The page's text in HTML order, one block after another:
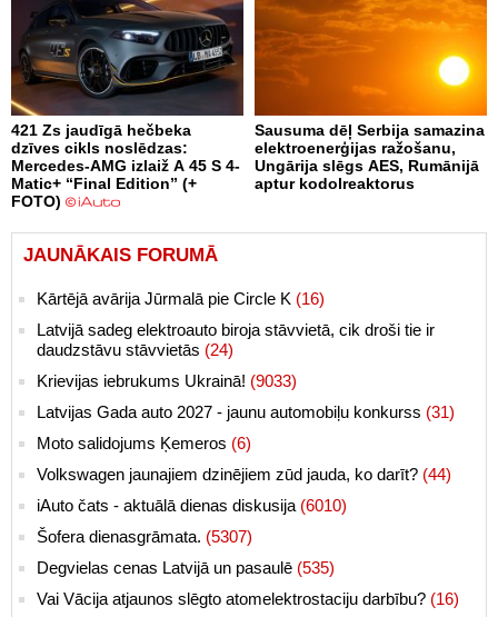
421 Zs jaudīgā hečbeka
dzīves cikls noslēdzas:
Mercedes-AMG izlaiž A 45 S 4-
Matic+ “Final Edition” (+
FOTO)
Sausuma dēļ Serbija samazina
elektroenerģijas ražošanu,
Ungārija slēgs AES, Rumānijā
aptur kodolreaktorus
JAUNĀKAIS FORUMĀ
Kārtējā avārija Jūrmalā pie Circle K (16)
Latvijā sadeg elektroauto biroja stāvvietā, cik droši tie ir
daudzstāvu stāvvietās (24)
Krievijas iebrukums Ukrainā! (9033)
Latvijas Gada auto 2027 - jaunu automobiļu konkurss (31)
Moto salidojums Ķemeros (6)
Volkswagen jaunajiem dzinējiem zūd jauda, ko darīt? (44)
iAuto čats - aktuālā dienas diskusija (6010)
Šofera dienasgrāmata. (5307)
Degvielas cenas Latvijā un pasaulē (535)
Vai Vācija atjaunos slēgto atomelektrostaciju darbību? (16)